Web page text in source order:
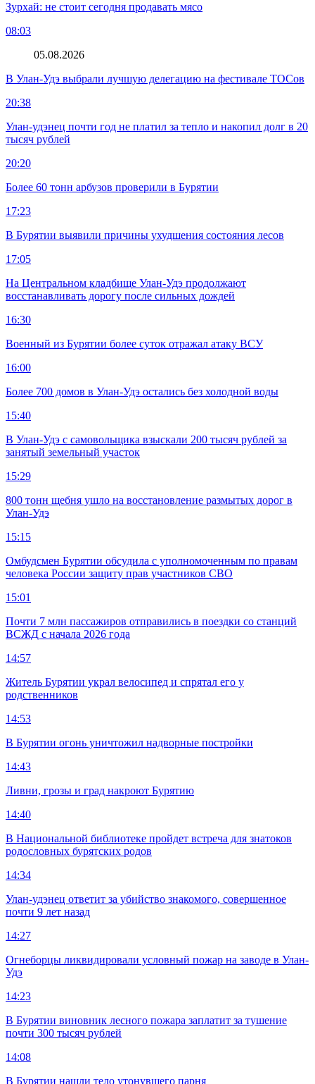
Зурхай: не стоит сегодня продавать мясо
08:03
05.08.2026
В Улан-Удэ выбрали лучшую делегацию на фестивале ТОСов
20:38
Улан-удэнец почти год не платил за тепло и накопил долг в 20
тысяч рублей
20:20
Более 60 тонн арбузов проверили в Бурятии
17:23
В Бурятии выявили причины ухудшения состояния лесов
17:05
На Центральном кладбище Улан-Удэ продолжают
восстанавливать дорогу после сильных дождей
16:30
Военный из Бурятии более суток отражал атаку ВСУ
16:00
Более 700 домов в Улан-Удэ остались без холодной воды
15:40
В Улан-Удэ с самовольщика взыскали 200 тысяч рублей за
занятый земельный участок
15:29
800 тонн щебня ушло на восстановление размытых дорог в
Улан-Удэ
15:15
Омбудсмен Бурятии обсудила с уполномоченным по правам
человека России защиту прав участников СВО
15:01
Почти 7 млн пассажиров отправились в поездки со станций
ВСЖД с начала 2026 года
14:57
Житель Бурятии украл велосипед и спрятал его у
родственников
14:53
В Бурятии огонь уничтожил надворные постройки
14:43
Ливни, грозы и град накроют Бурятию
14:40
В Национальной библиотеке пройдет встреча для знатоков
родословных бурятских родов
14:34
Улан-удэнец ответит за убийство знакомого, совершенное
почти 9 лет назад
14:27
Огнеборцы ликвидировали условный пожар на заводе в Улан-
Удэ
14:23
В Бурятии виновник лесного пожара заплатит за тушение
почти 300 тысяч рублей
14:08
В Бурятии нашли тело утонувшего парня